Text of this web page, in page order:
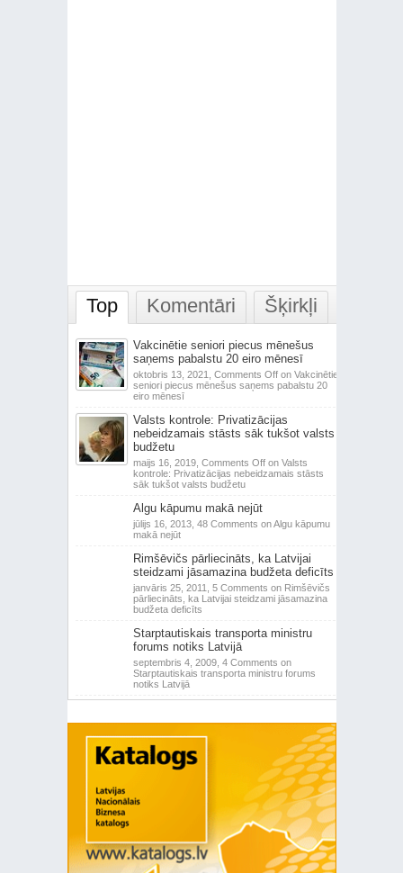
Top Komentāri Šķirkļi
Vakcinētie seniori piecus mēnešus
saņems pabalstu 20 eiro mēnesī
oktobris 13, 2021, Comments Offon Vakcinētie
seniori piecus mēnešus saņems pabalstu 20
eiro mēnesī
Valsts kontrole: Privatizācijas
nebeidzamais stāsts sāk tukšot valsts
budžetu
maijs 16, 2019, Comments Offon Valsts
kontrole: Privatizācijas nebeidzamais stāsts
sāk tukšot valsts budžetu
Algu kāpumu makā nejūt
jūlijs 16, 2013, 48 Comments on Algu kāpumu
makā nejūt
Rimšēvičs pārliecināts, ka Latvijai
steidzami jāsamazina budžeta deficīts
janvāris 25, 2011, 5 Comments on Rimšēvičs
pārliecināts, ka Latvijai steidzami jāsamazina
budžeta deficīts
Starptautiskais transporta ministru
forums notiks Latvijā
septembris 4, 2009, 4 Comments on
Starptautiskais transporta ministru forums
notiks Latvijā